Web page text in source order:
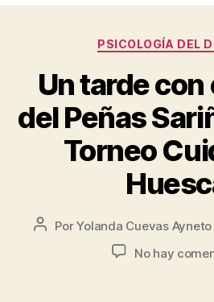
PSICOLOGÍA DEL
Un tarde
del Peñas
Torneo
PorYolanda Cuevas Ayneto
No hay